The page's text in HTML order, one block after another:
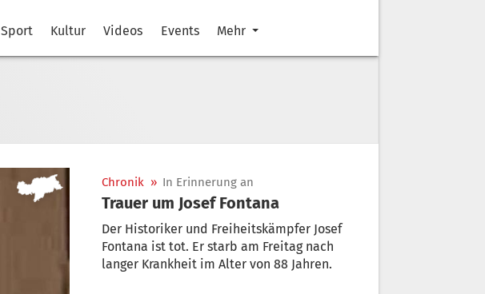
Sport Kultur Videos Events Mehr
Chronik » In Erinnerung an
Trauer um Josef Fontana
Der Historiker und Freiheitskämpfer Josef
Fontana ist tot. Er starb am Freitag nach
langer Krankheit im Alter von 88 Jahren.